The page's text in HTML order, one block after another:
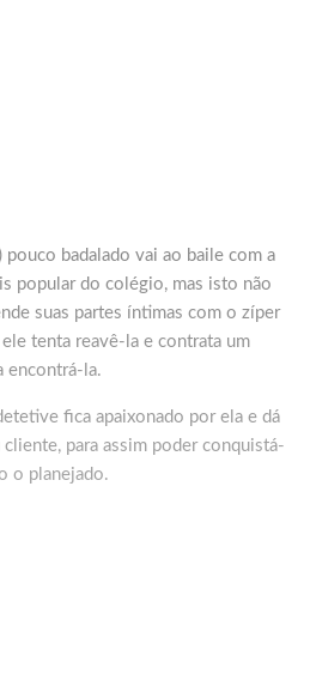
badalado vai ao baile com a
popular do colégio, mas isto não
suas partes íntimas com o zíper
tenta reavê-la e contrata um
encontrá-la.
fica apaixonado por ela e dá
para assim poder conquistá-
o planejado.